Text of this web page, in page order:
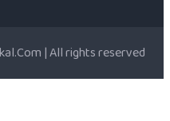
| All rights reserved